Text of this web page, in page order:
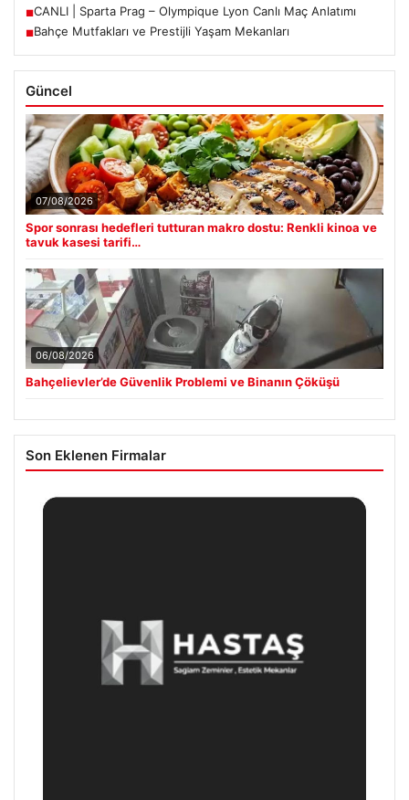
■CANLI | Sparta Prag – Olympique Lyon Canlı Maç Anlatımı
■Bahçe Mutfakları ve Prestijli Yaşam Mekanları
Güncel
07/08/2026
Spor sonrası hedefleri tutturan makro dostu: Renkli kinoa ve
tavuk kasesi tarifi…
06/08/2026
Bahçelievler’de Güvenlik Problemi ve Binanın Çöküşü
Son Eklenen Firmalar